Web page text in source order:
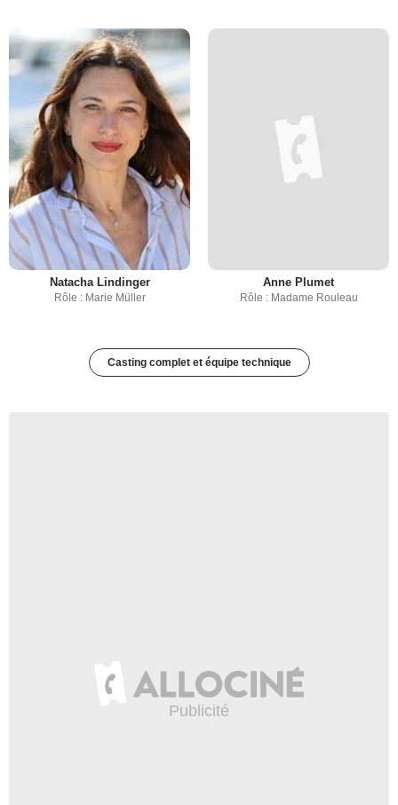
Natacha Lindinger
Rôle : Marie Müller
Anne Plumet
Rôle : Madame Rouleau
Casting complet et équipe technique